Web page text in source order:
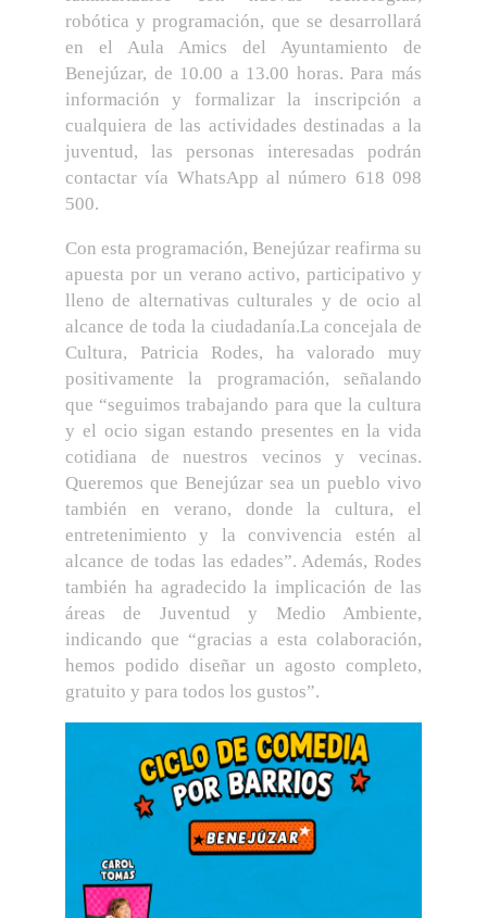
robótica y programación, que se desarrollará
en el Aula Amics del Ayuntamiento de
Benejúzar, de 10.00 a 13.00 horas. Para más
información y formalizar la inscripción a
cualquiera de las actividades destinadas a la
juventud, las personas interesadas podrán
contactar vía WhatsApp al número 618 098
500.
Con esta programación, Benejúzar reafirma su
apuesta por un verano activo, participativo y
lleno de alternativas culturales y de ocio al
alcance de toda la ciudadanía.La concejala de
Cultura, Patricia Rodes, ha valorado muy
positivamente la programación, señalando
que “seguimos trabajando para que la cultura
y el ocio sigan estando presentes en la vida
cotidiana de nuestros vecinos y vecinas.
Queremos que Benejúzar sea un pueblo vivo
también en verano, donde la cultura, el
entretenimiento y la convivencia estén al
alcance de todas las edades”. Además, Rodes
también ha agradecido la implicación de las
áreas de Juventud y Medio Ambiente,
indicando que “gracias a esta colaboración,
hemos podido diseñar un agosto completo,
gratuito y para todos los gustos”.